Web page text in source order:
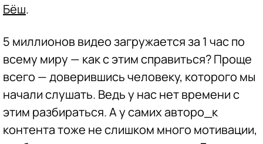
Бёш.
5 миллионов видео загружается за 1 час по
всему миру — как с этим справиться? Проще
всего — доверившись человеку, которого мы
начали слушать. Ведь у нас нет времени с
этим разбираться. А у самих авторо_к
контента тоже не слишком много мотивации,